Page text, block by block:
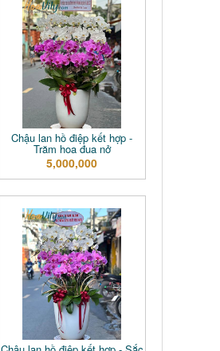
Chậu lan hồ điệp kết hợp -
Trăm hoa đua nở
5,000,000